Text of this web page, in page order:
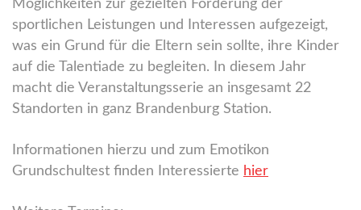
Möglichkeiten zur gezielten Förderung der
sportlichen Leistungen und Interessen aufgezeigt,
was ein Grund für die Eltern sein sollte, ihre Kinder
auf die Talentiade zu begleiten. In diesem Jahr
macht die Veranstaltungsserie an insgesamt 22
Standorten in ganz Brandenburg Station.
Informationen hierzu und zum Emotikon
Grundschultest finden Interessierte hier